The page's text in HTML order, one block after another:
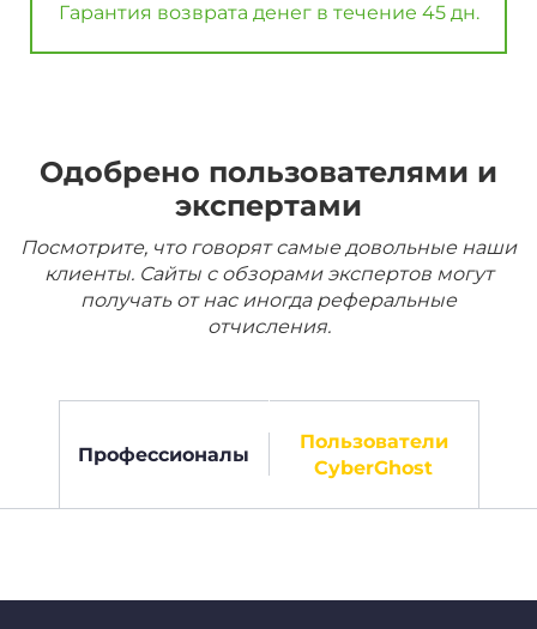
Гарантия возврата денег в течение 45 дн.
Одобрено пользователями и
экспертами
Посмотрите, что говорят самые довольные наши
клиенты. Сайты с обзорами экспертов могут
получать от нас иногда реферальные
отчисления.
Профессионалы
Пользователи
CyberGhost